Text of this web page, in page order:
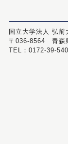
国立大学法人 弘前
〒036-8564 青森
TEL：0172-39-